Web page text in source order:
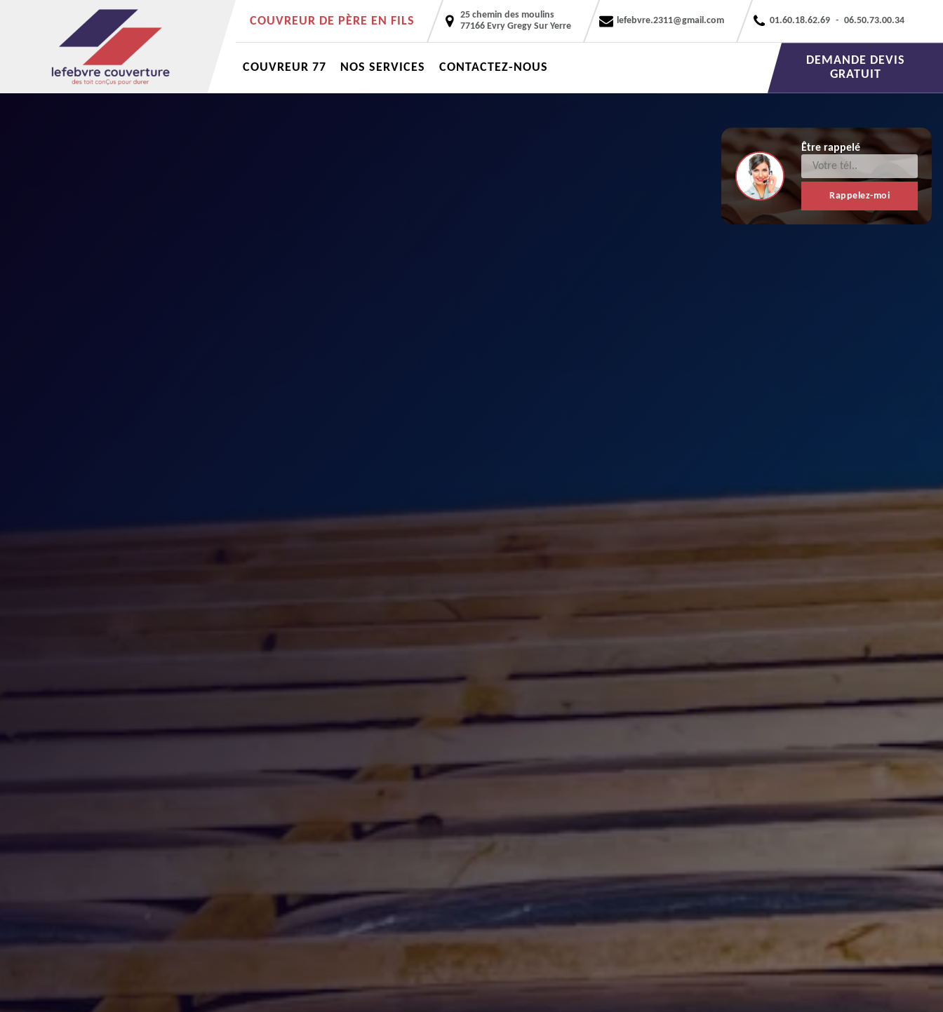
COUVREUR DE PÈRE EN FILS
25 chemin des moulins
77166 Evry Gregy Sur Yerre
lefebvre.2311@gmail.com 01.60.18.62.69 - 06.50.73.00.34
COUVREUR 77 NOS SERVICES CONTACTEZ-NOUS
DEMANDE DEVIS
GRATUIT
Être rappelé